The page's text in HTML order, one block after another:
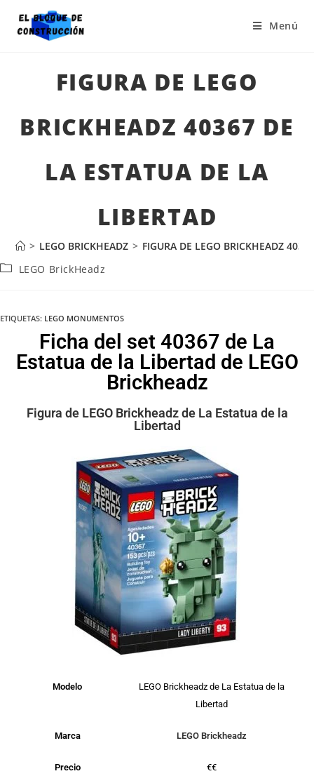
Menú
FIGURA DE LEGO
BRICKHEADZ 40367 DE
LA ESTATUA DE LA
LIBERTAD
> LEGO BRICKHEADZ > FIGURA DE LEGO BRICKHEADZ
LEGO BrickHeadz
ETIQUETAS: LEGO MONUMENTOS
Ficha del set 40367 de La
Estatua de la Libertad de LEGO
Brickheadz
Figura de LEGO Brickheadz de La Estatua de la
Libertad
Modelo
LEGO Brickheadz de La Estatua de la
Libertad
Marca LEGO Brickheadz
Precio €€